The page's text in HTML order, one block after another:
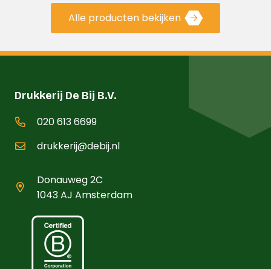
Alle producten bekijken
Drukkerij De Bij B.V.
020 613 6699
drukkerij@debij.nl
Donauweg 2C
1043 AJ Amsterdam